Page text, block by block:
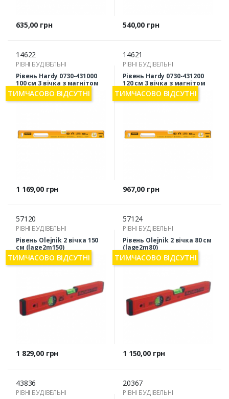
Ціна
635,00 грн Ціна
540,00 грн
14622
РІВНІ БУДІВЕЛЬНІ
Рівень Hardy 0730-431000
100 см 3 вічка з магнітом
Ціна
1 169,00 грн
ТИМЧАСОВО ВІДСУТНІ
14621
РІВНІ БУДІВЕЛЬНІ
Рівень Hardy 0730-431200
120 см 3 вічка з магнітом
Ціна
967,00 грн
ТИМЧАСОВО ВІДСУТНІ
57120
РІВНІ БУДІВЕЛЬНІ
Рівень Olejnik 2 вічка 150
см (lage2m150)
Ціна
1 829,00 грн
ТИМЧАСОВО ВІДСУТНІ
57124
РІВНІ БУДІВЕЛЬНІ
Рівень Olejnik 2 вічка 80 см
(lage2m80)
Ціна
1 150,00 грн
ТИМЧАСОВО ВІДСУТНІ
43836
РІВНІ БУДІВЕЛЬНІ
20367
РІВНІ БУДІВЕЛЬНІ